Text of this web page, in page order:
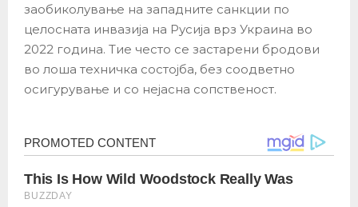
заобиколување на западните санкции по
целосната инвазија на Русија врз Украина во
2022 година. Тие често се застарени бродови
во лоша техничка состојба, без соодветно
осигурување и со нејасна сопственост.